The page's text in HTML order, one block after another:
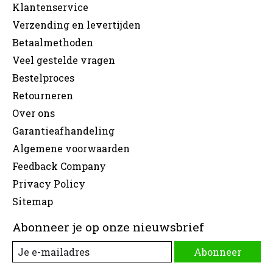
Klantenservice
Verzending en levertijden
Betaalmethoden
Veel gestelde vragen
Bestelproces
Retourneren
Over ons
Garantieafhandeling
Algemene voorwaarden
Feedback Company
Privacy Policy
Sitemap
Abonneer je op onze nieuwsbrief
Abonneer